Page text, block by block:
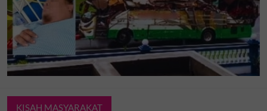
KISAH MASYARAKAT